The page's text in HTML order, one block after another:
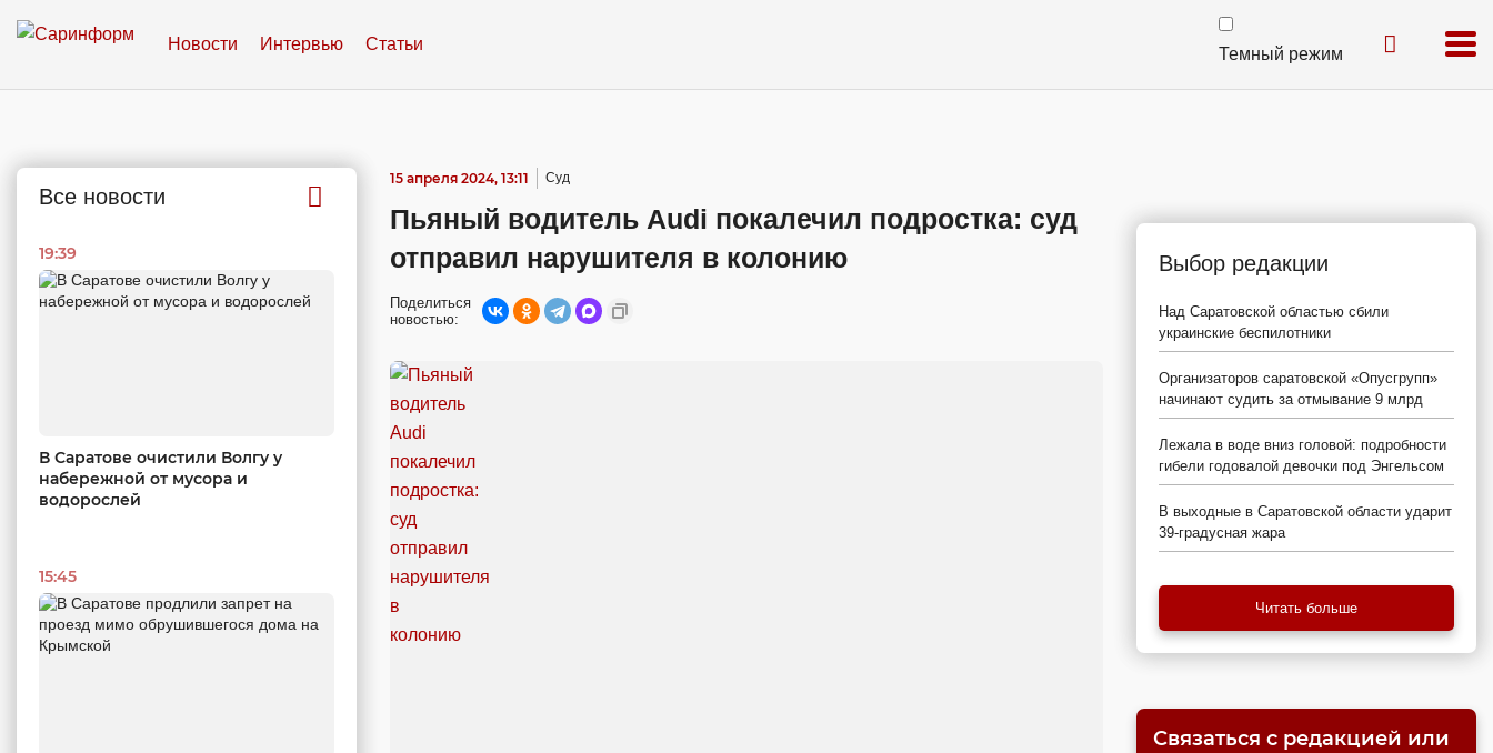
Новости Интервью Статьи
Темный режим
Все новости
19:39
В Саратове очистили Волгу у
набережной от мусора и
водорослей
15:45
15 апреля 2024, 13:11 Суд
Пьяный водитель Audi покалечил подростка: суд
отправил нарушителя в колонию
Поделиться
новостью:
Выбор редакции
Над Саратовской областью сбили
украинские беспилотники
Организаторов саратовской «Опусгрупп»
начинают судить за отмывание 9 млрд
Лежала в воде вниз головой: подробности
гибели годовалой девочки под Энгельсом
В выходные в Саратовской области ударит
39-градусная жара
Читать больше
Связаться с редакцией или